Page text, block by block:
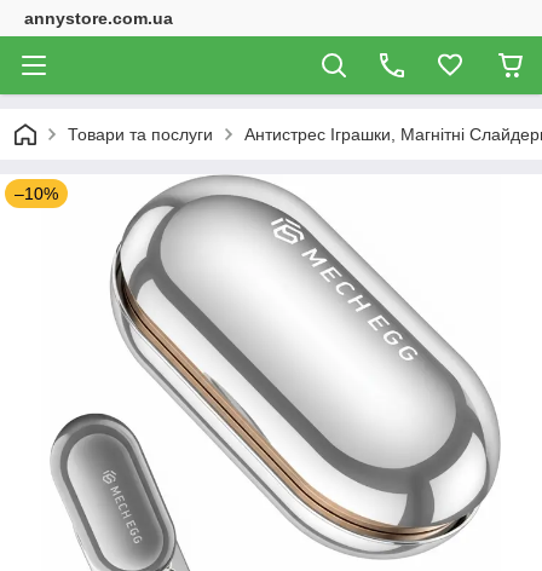
annystore.com.ua
Товари та послуги Антистрес Іграшки, Магнітні
–10%